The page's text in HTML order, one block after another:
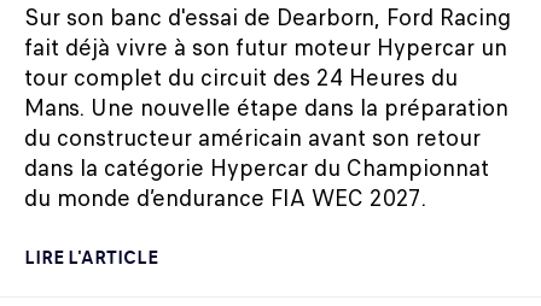
Sur son banc d'essai de Dearborn, Ford Racing
fait déjà vivre à son futur moteur Hypercar un
tour complet du circuit des 24 Heures du
Mans. Une nouvelle étape dans la préparation
du constructeur américain avant son retour
dans la catégorie Hypercar du Championnat
du monde d’endurance FIA WEC 2027.
LIRE L'ARTICLE